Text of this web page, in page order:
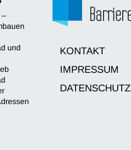
–
und
KONTAKT
IMPRESSUM
DATENSCHUTZ